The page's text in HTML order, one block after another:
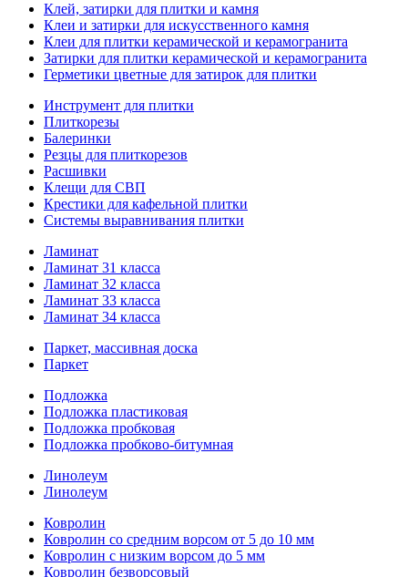
Клей, затирки для плитки и камня
Клеи и затирки для искусственного камня
Клеи для плитки керамической и керамогранита
Затирки для плитки керамической и керамогранита
Герметики цветные для затирок для плитки
Инструмент для плитки
Плиткорезы
Балеринки
Резцы для плиткорезов
Расшивки
Клещи для СВП
Крестики для кафельной плитки
Системы выравнивания плитки
Ламинат
Ламинат 31 класса
Ламинат 32 класса
Ламинат 33 класса
Ламинат 34 класса
Паркет, массивная доска
Паркет
Подложка
Подложка пластиковая
Подложка пробковая
Подложка пробково-битумная
Линолеум
Линолеум
Ковролин
Ковролин со средним ворсом от 5 до 10 мм
Ковролин с низким ворсом до 5 мм
Ковролин безворсовый